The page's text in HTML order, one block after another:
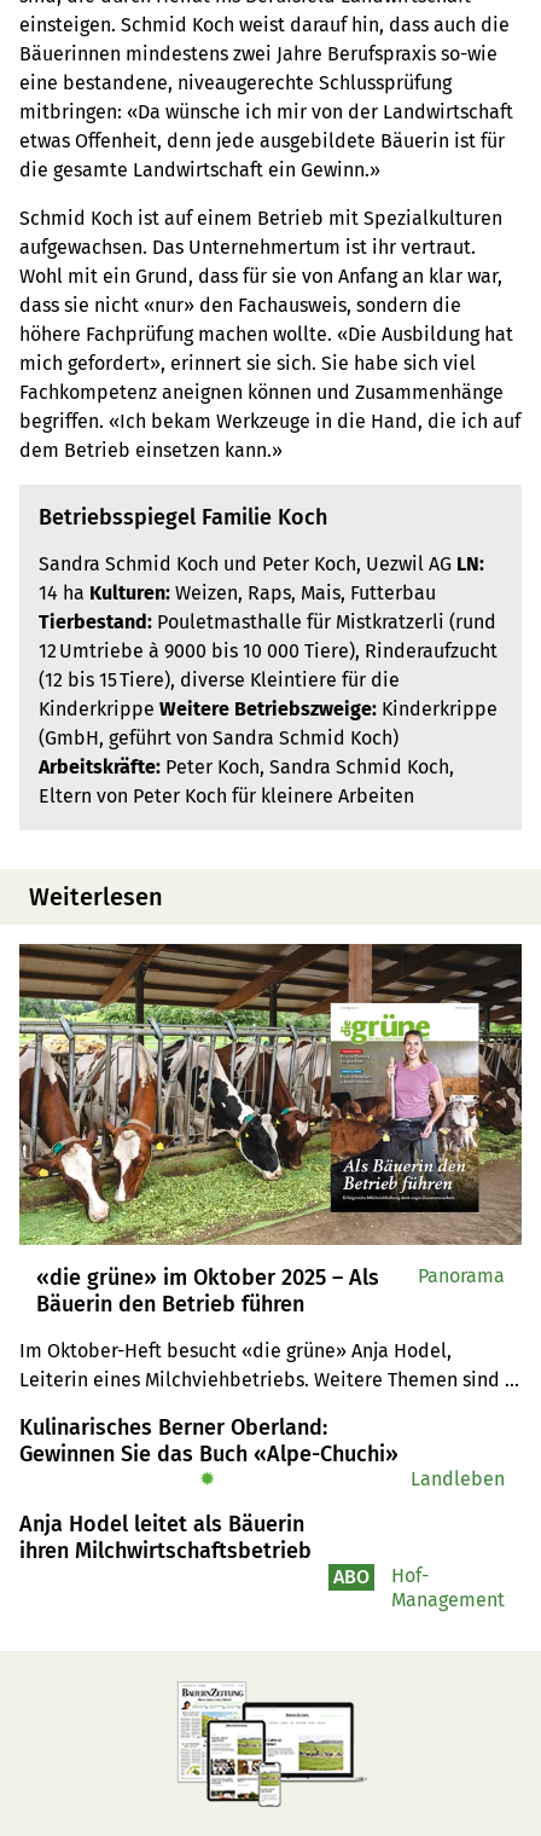
einsteigen. Schmid Koch weist darauf hin, dass auch die
Bäuerinnen mindestens zwei Jahre Berufspraxis so-wie
eine bestandene, niveaugerechte Schlussprüfung
mitbringen: «Da wünsche ich mir von der Landwirtschaft
etwas Offenheit, denn jede ausgebildete Bäuerin ist für
die gesamte Landwirtschaft ein Gewinn.»
Schmid Koch ist auf einem Betrieb mit Spezialkulturen
aufgewachsen. Das Unternehmertum ist ihr vertraut.
Wohl mit ein Grund, dass für sie von Anfang an klar war,
dass sie nicht «nur» den Fachausweis, sondern die
höhere Fachprüfung machen wollte. «Die Ausbildung hat
mich gefordert», erinnert sie sich. Sie habe sich viel
Fachkompetenz aneignen können und Zusammenhänge
begriffen. «Ich bekam Werkzeuge in die Hand, die ich auf
dem Betrieb einsetzen kann.»
Betriebsspiegel Familie Koch
Sandra Schmid Koch und Peter Koch, Uezwil AG LN:
14 ha Kulturen: Weizen, Raps, Mais, Futterbau
Tierbestand: Pouletmasthalle für Mistkratzerli (rund
12 Umtriebe à 9000 bis 10 000 Tiere), Rinderaufzucht
(12 bis 15 Tiere), diverse Kleintiere für die
Kinderkrippe Weitere Betriebszweige: Kinderkrippe
(GmbH, geführt von Sandra Schmid Koch)
Arbeitskräfte: Peter Koch, Sandra Schmid Koch,
Eltern von Peter Koch für kleinere Arbeiten
Weiterlesen
«die grüne» im Oktober 2025 – Als
Bäuerin den Betrieb führen
Im Oktober-Heft besucht «die grüne» Anja Hodel,
Leiterin eines Milchviehbetriebs. Weitere Themen sind
Datennutzung bei smarten Landmaschinen.
Panorama
Kulinarisches Berner Oberland:
Gewinnen Sie das Buch «Alpe-Chuchi»
✹ Landleben
Anja Hodel leitet als Bäuerin
ihren Milchwirtschaftsbetrieb
Hof-
Management
ABO